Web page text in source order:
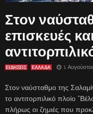
Στον
επισκευές
ΕΙΔΗΣΕΙΣ ΕΛΛΑΔΑ 1
Στον ναύσταθμο της
το αντιτορπιλικό πλοίο
πλήρως οι ζημιές που